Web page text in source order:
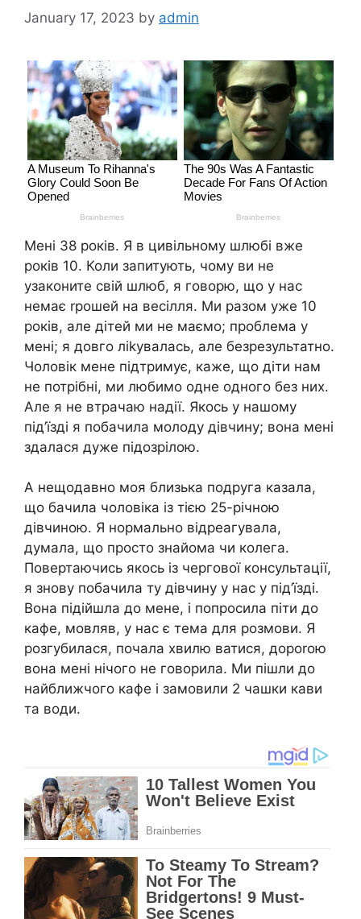
January 17, 2023 by admin
Мені 38 років. Я в цивільному шлюбі вже
років 10. Коли запитують, чому ви не
узаконите свій шлюб, я говорю, що у нас
немає rрошей на весілля. Ми разом уже 10
років, але дітей ми не маємо; проблема у
мені; я довго ліkувалась, але безрезультатно.
Чоловік мене підтримує, каже, що діти нам
не потрібні, ми любимо одне одного без них.
Але я не втрачаю надії. Якось у нашому
під’їзді я побачила молоду дівчину; вона мені
здалася дуже підозрілою.
А нещодавно моя близька подруга казала,
що бачила чоловіка із тією 25-річною
дівчиною. Я нормально відреагувала,
думала, що просто знайома чи колега.
Повертаючись якось із чергової консультації,
я знову побачила ту дівчину у нас у під’їзді.
Вона підійшла до мене, і попросила піти до
кафе, мовляв, у нас є тема для розмови. Я
розгубилася, почала хвилю ватися, дороrою
вона мені нічого не говорила. Ми пішли до
найближчого кафе і замовили 2 чашки кави
та води.